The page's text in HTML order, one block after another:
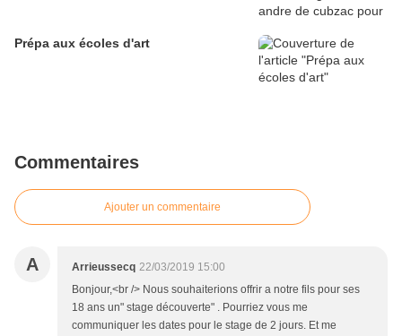
Prépa aux écoles d'art
Commentaires
Ajouter un commentaire
A Arrieussecq 22/03/2019 15:00
Bonjour,<br /> Nous souhaiterions offrir a notre fils pour ses
18 ans un" stage découverte" . Pourriez vous me
communiquer les dates pour le stage de 2 jours. Et me